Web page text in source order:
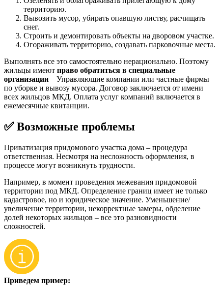
территорию.
Вывозить мусор, убирать опавшую листву, расчищать
снег.
Строить и демонтировать объекты на дворовом участке.
Огораживать территорию, создавать парковочные места.
Выполнять все это самостоятельно нерационально. Поэтому
жильцы имеют право обратиться в специальные
организации – Управляющие компании или частные фирмы
по уборке и вывозу мусора. Договор заключается от имени
всех жильцов МКД. Оплата услуг компаний включается в
ежемесячные квитанции.
✅ Возможные проблемы
Приватизация придомового участка дома – процедура
ответственная. Несмотря на несложность оформления, в
процессе могут возникнуть трудности.
Например, в момент проведения межевания придомовой
территории под МКД. Определение границ имеет не только
кадастровое, но и юридическое значение. Уменьшение/
увеличение территории, некорректные замеры, обделение
долей некоторых жильцов – все это разновидности
сложностей.
Приведем пример: